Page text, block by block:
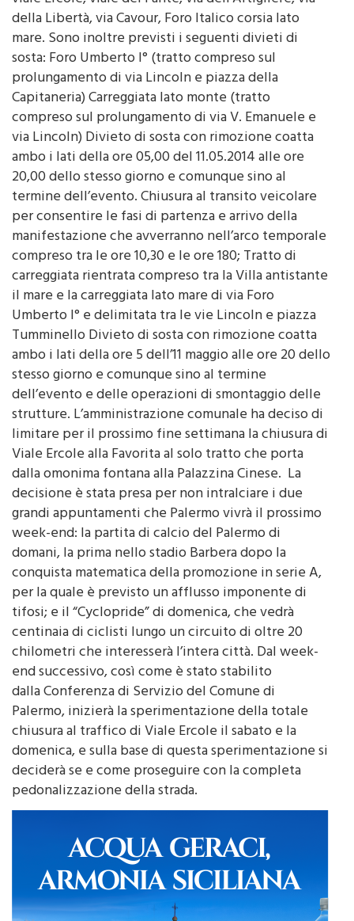
mare. Sono inoltre previsti i seguenti divieti di
sosta: Foro Umberto I° (tratto compreso sul
prolungamento di via Lincoln e piazza della
Capitaneria) Carreggiata lato monte (tratto
compreso sul prolungamento di via V. Emanuele e
via Lincoln) Divieto di sosta con rimozione coatta
ambo i lati della ore 05,00 del 11.05.2014 alle ore
20,00 dello stesso giorno e comunque sino al
termine dell’evento. Chiusura al transito veicolare
per consentire le fasi di partenza e arrivo della
manifestazione che avverranno nell’arco temporale
compreso tra le ore 10,30 e le ore 180; Tratto di
carreggiata rientrata compreso tra la Villa antistante
il mare e la carreggiata lato mare di via Foro
Umberto I° e delimitata tra le vie Lincoln e piazza
Tumminello Divieto di sosta con rimozione coatta
ambo i lati della ore 5 dell’11 maggio alle ore 20 dello
stesso giorno e comunque sino al termine
dell’evento e delle operazioni di smontaggio delle
strutture. L’amministrazione comunale ha deciso di
limitare per il prossimo fine settimana la chiusura di
Viale Ercole alla Favorita al solo tratto che porta
dalla omonima fontana alla Palazzina Cinese. La
decisione è stata presa per non intralciare i due
grandi appuntamenti che Palermo vivrà il prossimo
week-end: la partita di calcio del Palermo di
domani, la prima nello stadio Barbera dopo la
conquista matematica della promozione in serie A,
per la quale è previsto un afflusso imponente di
tifosi; e il “Cyclopride” di domenica, che vedrà
centinaia di ciclisti lungo un circuito di oltre 20
chilometri che interesserà l’intera città. Dal week-
end successivo, così come è stato stabilito
dalla Conferenza di Servizio del Comune di
Palermo, inizierà la sperimentazione della totale
chiusura al traffico di Viale Ercole il sabato e la
domenica, e sulla base di questa sperimentazione si
deciderà se e come proseguire con la completa
pedonalizzazione della strada.